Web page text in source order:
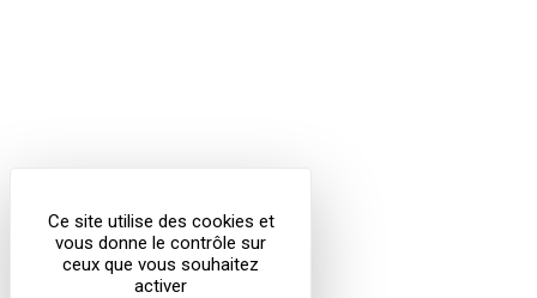
Ce site utilise des cookies et
vous donne le contrôle sur
ceux que vous souhaitez
activer